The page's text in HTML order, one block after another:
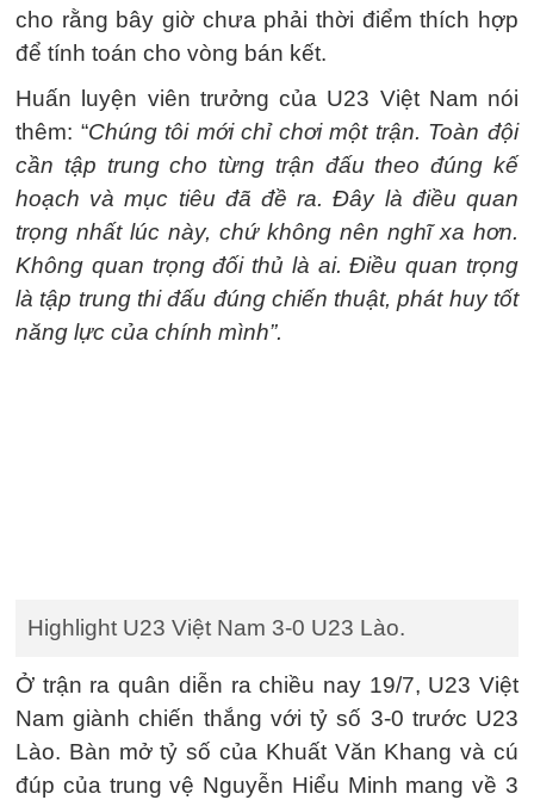
cho rằng bây giờ chưa phải thời điểm thích hợp
để tính toán cho vòng bán kết.
Huấn luyện viên trưởng của U23 Việt Nam nói
thêm: “Chúng tôi mới chỉ chơi một trận. Toàn đội
cần tập trung cho từng trận đấu theo đúng kế
hoạch và mục tiêu đã đề ra. Đây là điều quan
trọng nhất lúc này, chứ không nên nghĩ xa hơn.
Không quan trọng đối thủ là ai. Điều quan trọng
là tập trung thi đấu đúng chiến thuật, phát huy tốt
năng lực của chính mình”.
Highlight U23 Việt Nam 3-0 U23 Lào.
Ở trận ra quân diễn ra chiều nay 19/7, U23 Việt
Nam giành chiến thắng với tỷ số 3-0 trước U23
Lào. Bàn mở tỷ số của Khuất Văn Khang và cú
đúp của trung vệ Nguyễn Hiểu Minh mang về 3